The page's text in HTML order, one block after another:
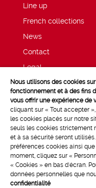
Line up
French collections
News
Contact
Legal
Privacy and cookie
Nous utilisons des cookies
fonctionnement et à des fins
vous offrir une expérience de
cliquant sur « Tout accepter
les cookies placés sur notre
seuls les cookies strictement
et à sa sécurité seront
préférences cookies ainsi
moment, cliquez sur «
« Cookies » en bas d'écran.
données personnelles que
confidentialité